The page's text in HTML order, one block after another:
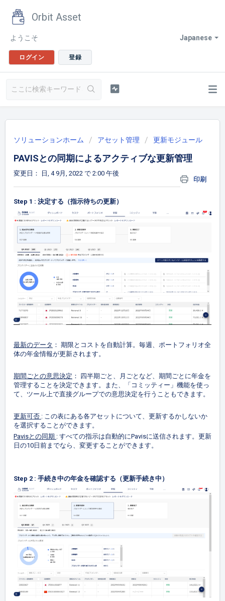
Orbit Asset
Japanese
ようこそ
ログイン 登録
ソリューションホーム アセット管理 更新モジュール
PAVISとの同期によるアクティブな更新管理
印刷
変更日： 日, 4 9月, 2022 で 2:00 午後
Step 1 : 決定する（指示待ちの更新）
最新のデータ ： 期限とコストを自動計算。毎週、ポートフォリオ全
体の年金情報が更新されます。
期間ごとの意思決定 ： 四半期ごと、月ごとなど、期間ごとに年金を
管理することを決定できます。また、「コミッティー」機能を使っ
て、ツール上で直接グループでの意思決定を行うこともできます。
更新可否 : この表にある各アセットについて、更新するかしないか
を選択することができます。
Pavisとの同期 : すべての指示は自動的にPavisに送信されます。更新
日の10日前までなら、変更することができます。
Step 2 : 手続き中の年金を確認する（更新手続き中）